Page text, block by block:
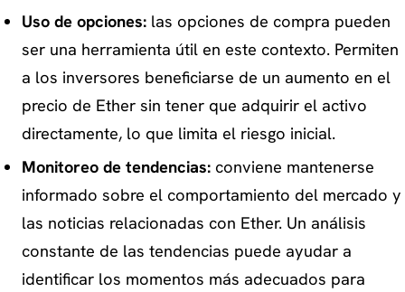
Uso de opciones:las opciones de compra pueden
ser una herramienta útil en este contexto. Permiten
a los inversores beneficiarse de un aumento en el
precio de Ether sin tener que adquirir el activo
directamente, lo que limita el riesgo inicial.
Monitoreo de tendencias:conviene mantenerse
informado sobre el comportamiento del mercado y
las noticias relacionadas con Ether. Un análisis
constante de las tendencias puede ayudar a
identificar los momentos más adecuados para